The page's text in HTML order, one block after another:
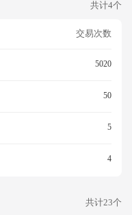
共计4个
交易次数
5020
50
5
4
共计23个